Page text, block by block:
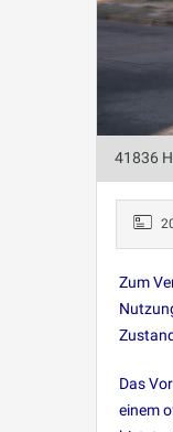
41836
Zum
Das
einem